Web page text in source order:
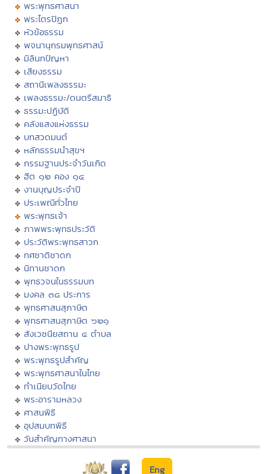
พระพุทธศาสนา
พระไตรปิฏก
หัวข้อธรรม
พจนานุกรมพุทธศาสน์
มิลินทปัญหา
เสียงธรรม
สถานีเพลงธรรมะ
เพลงธรรมะ/ดนตรีสมาธิ
ธรรมะปฏิบัติ
คลังแสงแห่งธรรม
บทสวดมนต์
หลักธรรมนำสุขฯ
กรรมฐานประจำวันเกิด
ฮีต ๑๒ คอง ๑๔
งานบุญประจำปี
ประเพณีทั่วไทย
พระพุทธเจ้า
ภาพพระพุทธประวัติ
ประวัติพระพุทธสาวก
ทศชาติชาดก
นิทานชาดก
พุทธวจนในธรรมบท
มงคล ๓๘ ประการ
พุทธศาสนสุภาษิต
พุทธศาสนสุภาษิต ๖๒๑
สังเวชนียสถาน ๔ ตำบล
ปางพระพุทธรูป
พระพุทธรูปสำคัญ
พระพุทธศาสนาในไทย
ทำเนียบวัดไทย
พระอารามหลวง
ศาสนพิธี
อุปสมบทพิธี
วันสำคัญทางศาสนา
Eng